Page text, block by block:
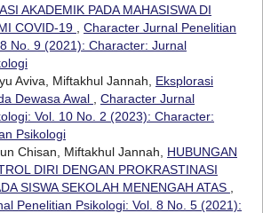
AKADEMIK PADA MAHASISWA DI
COVID-19
Character Jurnal Penelitian
No. 9 (2021): Character: Jurnal
Aviva, Miftakhul Jannah, Eksplorasi
Dewasa Awal
Character Jurnal
Vol. 10 No. 2 (2023): Character:
Psikologi
Chisan, Miftakhul Jannah, HUBUNGAN
DIRI DENGAN PROKRASTINASI
SISWA SEKOLAH MENENGAH ATAS
Penelitian Psikologi: Vol. 8 No. 5 (2021):